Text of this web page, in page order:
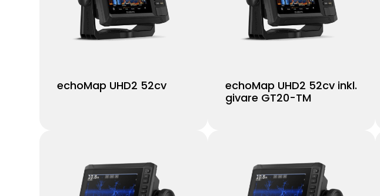
echoMap UHD2 52cv
echoMap UHD2 52cv inkl.
givare GT20-TM